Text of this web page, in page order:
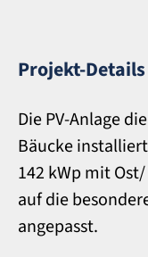
Projekt-Details
Die PV-Anlage
Bäucke
142 kWp mit
auf die
angepasst.